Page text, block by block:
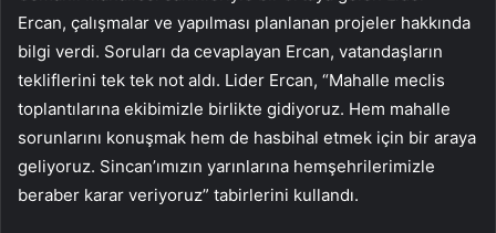
Ercan, çalışmalar ve yapılması planlanan projeler hakkında
bilgi verdi. Soruları da cevaplayan Ercan, vatandaşların
tekliflerini tek tek not aldı. Lider Ercan, “Mahalle meclis
toplantılarına ekibimizle birlikte gidiyoruz. Hem mahalle
sorunlarını konuşmak hem de hasbihal etmek için bir araya
geliyoruz. Sincan’ımızın yarınlarına hemşehrilerimizle
beraber karar veriyoruz” tabirlerini kullandı.